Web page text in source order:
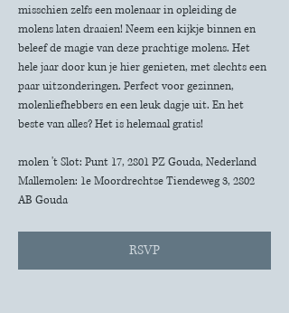
misschien zelfs een molenaar in opleiding de
molens laten draaien! Neem een kijkje binnen en
beleef de magie van deze prachtige molens. Het
hele jaar door kun je hier genieten, met slechts een
paar uitzonderingen. Perfect voor gezinnen,
molenliefhebbers en een leuk dagje uit. En het
beste van alles? Het is helemaal gratis!
molen 't Slot: Punt 17, 2801 PZ Gouda, Nederland
Mallemolen: 1e Moordrechtse Tiendeweg 3, 2802
AB Gouda
RSVP